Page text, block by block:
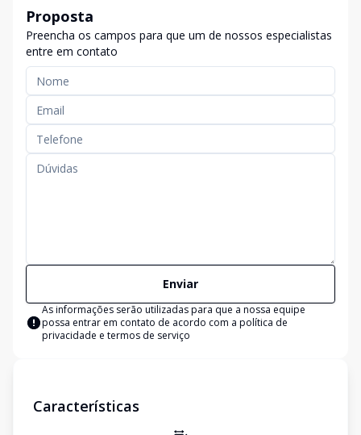
Proposta
Preencha os campos para que um de nossos especialistas
entre em contato
Enviar
As informações serão utilizadas para que a nossa equipe
possa entrar em contato de acordo com a política de
privacidade e termos de serviço
Características